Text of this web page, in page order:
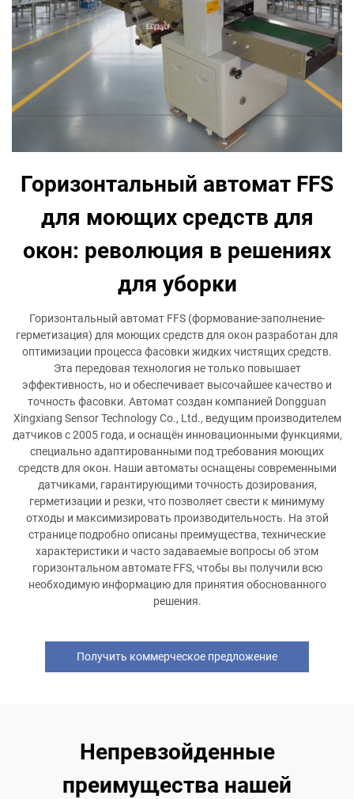
Горизонтальный автомат FFS
для моющих средств для
окон: революция в решениях
для уборки
Горизонтальный автомат FFS (формование-заполнение-
герметизация) для моющих средств для окон разработан для
оптимизации процесса фасовки жидких чистящих средств.
Эта передовая технология не только повышает
эффективность, но и обеспечивает высочайшее качество и
точность фасовки. Автомат создан компанией Dongguan
Xingxiang Sensor Technology Co., Ltd., ведущим производителем
датчиков с 2005 года, и оснащён инновационными функциями,
специально адаптированными под требования моющих
средств для окон. Наши автоматы оснащены современными
датчиками, гарантирующими точность дозирования,
герметизации и резки, что позволяет свести к минимуму
отходы и максимизировать производительность. На этой
странице подробно описаны преимущества, технические
характеристики и часто задаваемые вопросы об этом
горизонтальном автомате FFS, чтобы вы получили всю
необходимую информацию для принятия обоснованного
решения.
Получить коммерческое предложение
Непревзойденные
преимущества нашей